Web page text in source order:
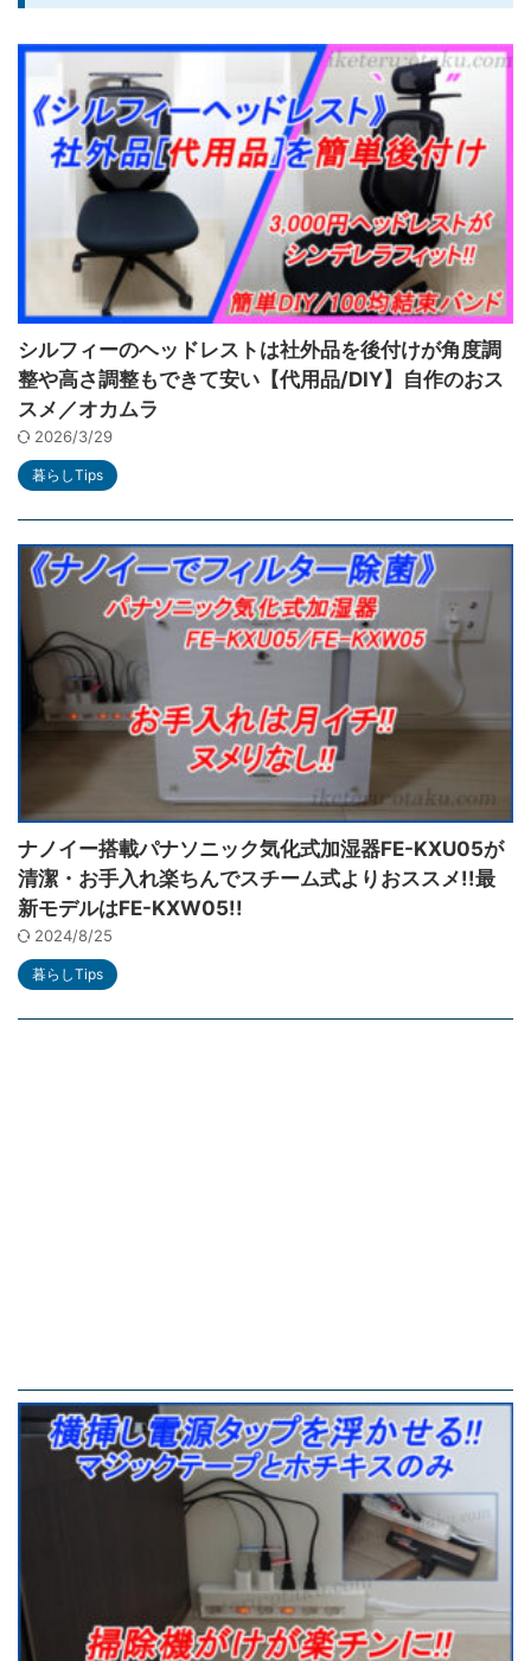
シルフィーのヘッドレストは社外品を後付けが角度調
整や高さ調整もできて安い【代用品/DIY】自作のおス
スメ／オカムラ
2026/3/29
暮らしTips
ナノイー搭載パナソニック気化式加湿器FE-KXU05が
清潔・お手入れ楽ちんでスチーム式よりおススメ!!最
新モデルはFE-KXW05!!
2024/8/25
暮らしTips